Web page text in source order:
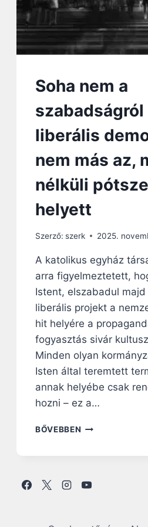
Soha nem a
liberális
nem más az,
nélküli
helyett
Szerző: szerk 2025.
A katolikus egyház
arra figyelmeztetett,
Istent, elszabadul majd
liberális projekt a
hit helyére a
fogyasztás sivár
Minden olyan
Isten által teremtett
annak helyébe csak
hozni – ez a…
BŐVEBBEN
E